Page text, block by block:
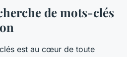
de mots-clés
est au cœur de toute